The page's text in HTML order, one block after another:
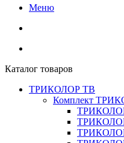
Меню
Каталог товаров
ТРИКОЛОР ТВ
Комплект